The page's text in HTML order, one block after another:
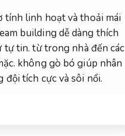
tính linh hoạt và thoải mái
building dễ dàng thích
tự tin. từ trong nhà đến các
không gò bó giúp nhân
tích cực và sôi nổi.